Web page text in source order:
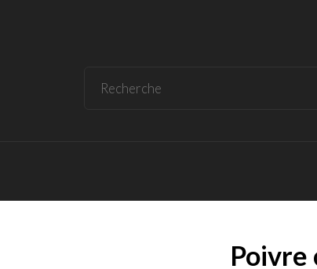
Poivre